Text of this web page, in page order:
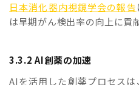
日本消化器内視鏡学会の報告
は早期がん検出率の向上に貢
3.3.2 AI創薬の加速
AIを活用した創薬プロセス